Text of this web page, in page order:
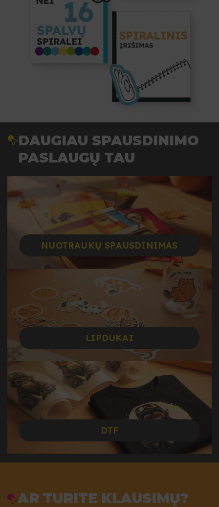
DAUGIAU SPAUSDINIMO
PASLAUGŲ TAU
NUOTRAUKŲ SPAUSDINIMAS
LIPDUKAI
DTF
AR TURITE KLAUSIMŲ?